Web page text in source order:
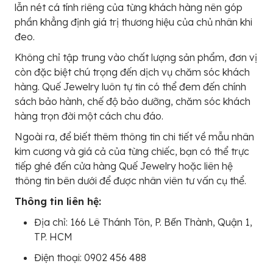
lẫn nét cá tính riêng của từng khách hàng nên góp
phần khẳng định giá trị thương hiệu của chủ nhân khi
đeo.
Không chỉ tập trung vào chất lượng sản phẩm, đơn vị
còn đặc biệt chú trọng đến dịch vụ chăm sóc khách
hàng. Quế Jewelry luôn tự tin có thể đem đến chính
sách bảo hành, chế độ bảo dưỡng, chăm sóc khách
hàng trọn đời một cách chu đáo.
Ngoài ra, để biết thêm thông tin chi tiết về mẫu nhân
kim cương và giá cả của từng chiếc, bạn có thể trực
tiếp ghé đến cửa hàng Quế Jewelry hoặc liên hệ
thông tin bên dưới để được nhân viên tư vấn cụ thể.
Thông tin liên hệ:
Địa chỉ: 166 Lê Thánh Tôn, P. Bến Thành, Quận 1,
TP. HCM
Điện thoại: 0902 456 488